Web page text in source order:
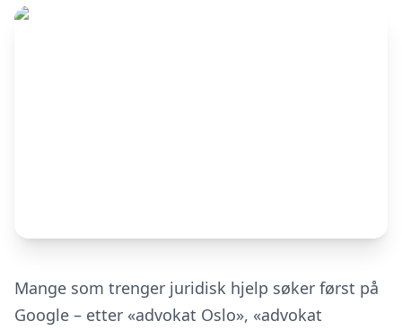
Mange som trenger juridisk hjelp søker først på
Google – etter «advokat Oslo», «advokat